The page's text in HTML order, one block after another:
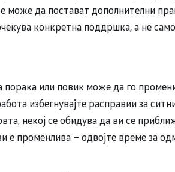
може да постават дополнителни
конкретна поддршка, а не
порака или повик може да го
избегнувајте расправии за
некој се обидува да ви се
е променлива – одвојте време за